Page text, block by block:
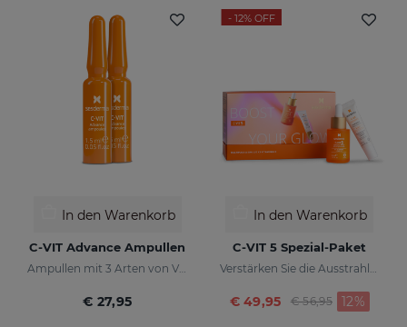
In den Warenkorb
C-VIT Advance Ampullen
€ 27,95
- 12% OFF
In den Warenkorb
C-VIT 5 Spezial-Paket
Preis reduziert
€ 56,95
zu 12%
€ 49,95